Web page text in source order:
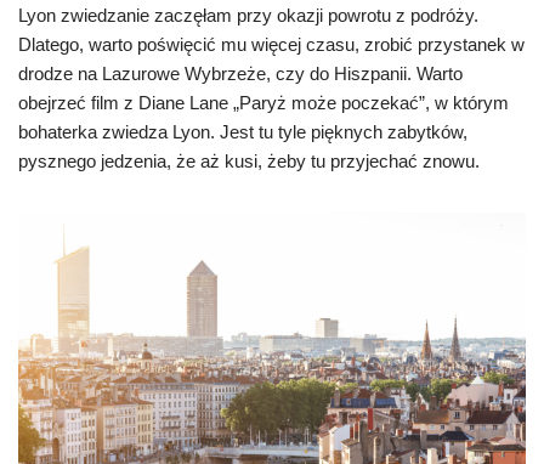
Lyon zwiedzanie zaczęłam przy okazji powrotu z podróży.
Dlatego, warto poświęcić mu więcej czasu, zrobić przystanek w
drodze na Lazurowe Wybrzeże, czy do Hiszpanii. Warto
obejrzeć film z Diane Lane „Paryż może poczekać”, w którym
bohaterka zwiedza Lyon. Jest tu tyle pięknych zabytków,
pysznego jedzenia, że aż kusi, żeby tu przyjechać znowu.